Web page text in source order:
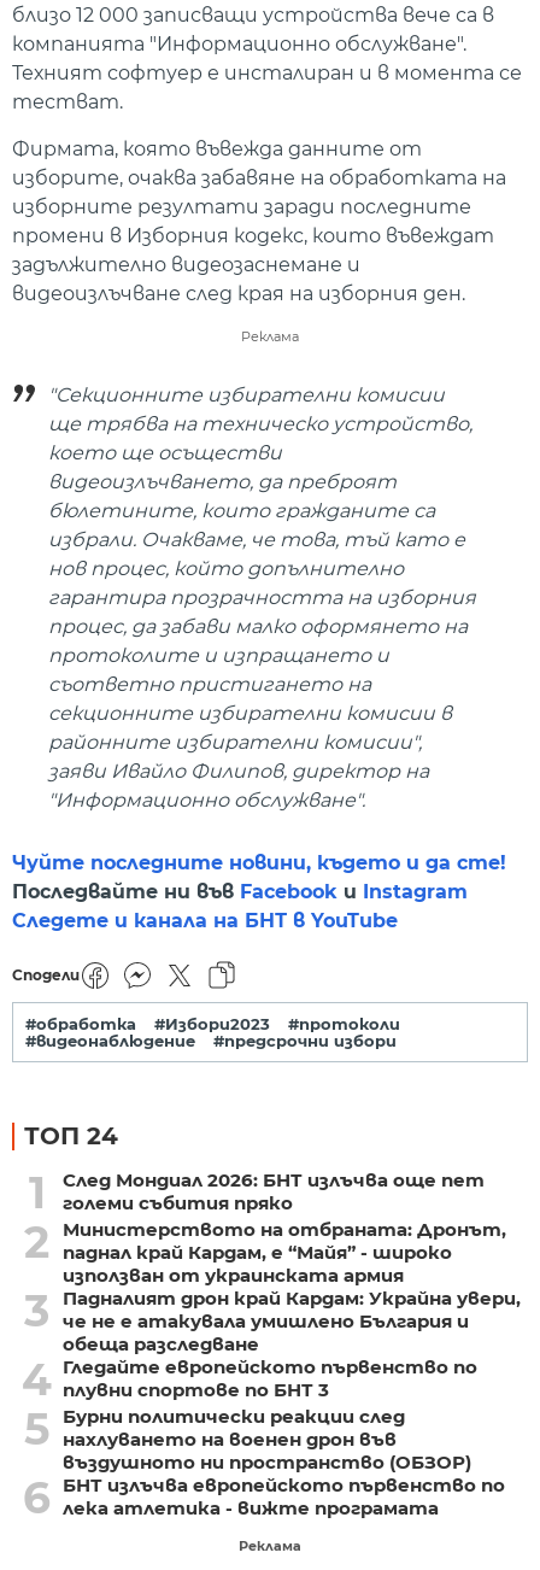
близо 12 000 записващи устройства вече са в
компанията "Информационно обслужване".
Техният софтуер е инсталиран и в момента се
тестват.
Фирмата, която въвежда данните от
изборите, очаква забавяне на обработката на
изборните резултати заради последните
промени в Изборния кодекс, които въвеждат
задължително видеозаснемане и
видеоизлъчване след края на изборния ден.
Реклама
"Секционните избирателни комисии
ще трябва на техническо устройство,
което ще осъществи
видеоизлъчването, да преброят
бюлетините, които гражданите са
избрали. Очакваме, че това, тъй като е
нов процес, който допълнително
гарантира прозрачността на изборния
процес, да забави малко оформянето на
протоколите и изпращането и
съответно пристигането на
секционните избирателни комисии в
районните избирателни комисии",
заяви Ивайло Филипов, директор на
"Информационно обслужване".
Чуйте последните новини, където и да сте!
Последвайте ни във Facebook и
Instagram
Следете и канала на БНТ в YouTube
Сподели
#обработка #Избори2023
#протоколи
#видеонаблюдение
#предсрочни избори
ТОП 24
1
След Мондиал 2026: БНТ излъчва още пет
големи събития пряко
2
Министерството на отбраната: Дронът,
паднал край Кардам, е “Майя” - широко
използван от украинската армия
3
Падналият дрон край Кардам: Украйна увери,
че не е атакувала умишлено България и
обеща разследване
4 Гледайте европейското първенство по
плувни спортове по БНТ 3
5
Бурни политически реакции след
нахлуването на военен дрон във
въздушното ни пространство (ОБЗОР)
6
БНТ излъчва европейското първенство по
лека атлетика - вижте програмата
Реклама